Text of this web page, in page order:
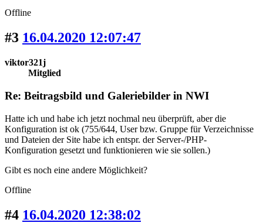
Offline
#3 16.04.2020 12:07:47
viktor321j
Mitglied
Re: Beitragsbild und Galeriebilder in NWI
Hatte ich und habe ich jetzt nochmal neu überprüft, aber die
Konfiguration ist ok (755/644, User bzw. Gruppe für Verzeichnisse
und Dateien der Site habe ich entspr. der Server-/PHP-
Konfiguration gesetzt und funktionieren wie sie sollen.)
Gibt es noch eine andere Möglichkeit?
Offline
#4 16.04.2020 12:38:02